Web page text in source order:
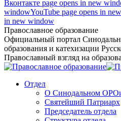
Вконтакте page opens in new
windowYouTube page opens in
in new window
Православное образование
Официальный портал
образования и катехизации
Православный взгляд на
Отдел
О Синодальном
Святейший Патриарх
Председатель отдела